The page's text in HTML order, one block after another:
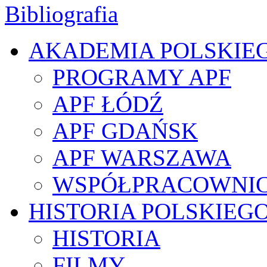
Bibliografia
AKADEMIA
PROGRAMY APF
APF ŁÓDŹ
APF GDAŃSK
APF WARSZAWA
HISTORIA
HISTORIA